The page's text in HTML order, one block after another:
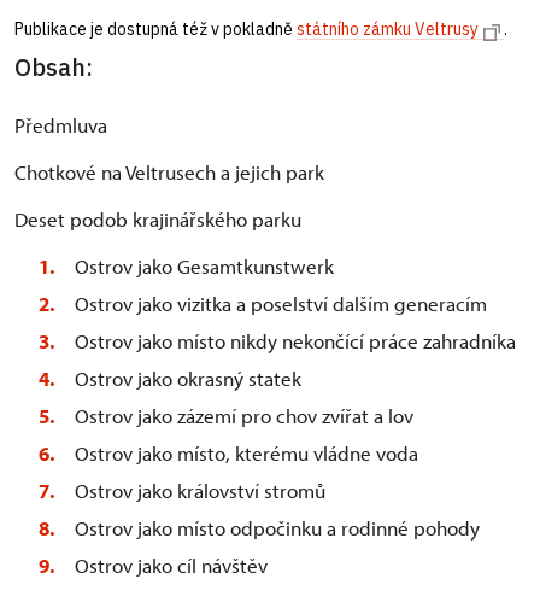
Publikace je dostupná též v pokladně státního zámku Veltrusy .
Obsah:
Předmluva
Chotkové na Veltrusech a jejich park
Deset podob krajinářského parku
Ostrov jako Gesamtkunstwerk
Ostrov jako vizitka a poselství dalším generacím
Ostrov jako místo nikdy nekončící práce zahradníka
Ostrov jako okrasný statek
Ostrov jako zázemí pro chov zvířat a lov
Ostrov jako místo, kterému vládne voda
Ostrov jako království stromů
Ostrov jako místo odpočinku a rodinné pohody
Ostrov jako cíl návštěv